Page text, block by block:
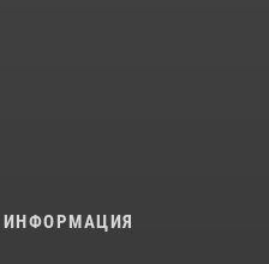
ИНФОРМАЦИЯ